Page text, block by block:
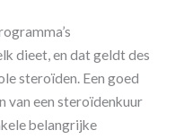
dieet, en dat geldt des
steroïden. Een goed
van een steroïdenkuur
belangrijke